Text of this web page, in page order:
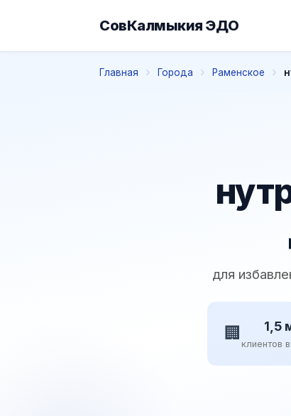
СовКалмыкия ЭДО
Главная Города Раменское
для
🏢 1,5
клиентов